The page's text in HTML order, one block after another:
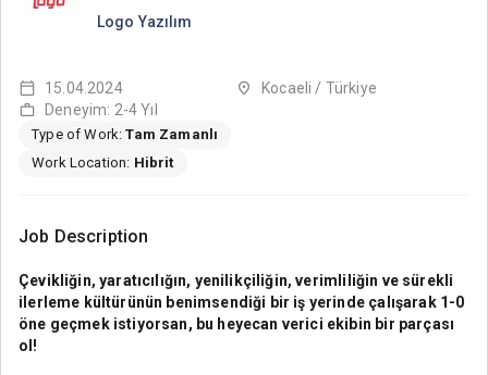
Logo Yazılım
15.04.2024
Kocaeli / Türkiye
Deneyim: 2-4 Yıl
Type of Work:Tam Zamanlı
Work Location: Hibrit
Job Description
Çevikliğin, yaratıcılığın, yenilikçiliğin, verimliliğin ve sürekli
ilerleme kültürünün benimsendiği bir iş yerinde çalışarak 1-0
öne geçmek istiyorsan, bu heyecan verici ekibin bir parçası
ol!